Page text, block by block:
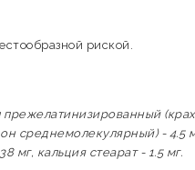
риской.
среднемолекулярный) - 4.5
мг, кальция стеарат - 1.5 мг.